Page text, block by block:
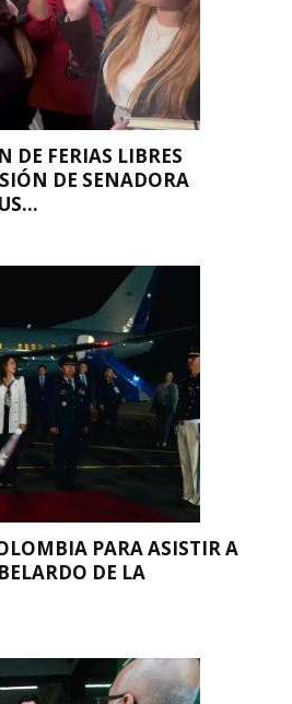
DE FERIAS LIBRES
DE SENADORA
PARA ASISTIR A
DE LA